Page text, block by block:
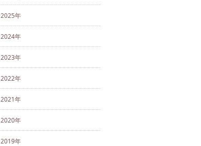
2025年
2024年
2023年
2022年
2021年
2020年
2019年